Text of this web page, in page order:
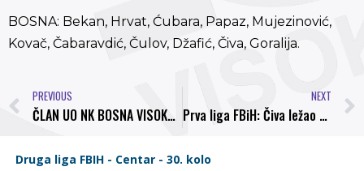
BOSNA: Bekan, Hrvat, Ćubara, Papaz, Mujezinović,
Kovač, Čabaravdić, Čulov, Džafić, Čiva, Goralija.
PREVIOUS
ČLAN UO NK BOSNA VISOKO ANES PAJEVIĆ: CILJ NAM JE OSTATI NEPORAŽENA EKIPA U BANOVIĆIMA
NEXT
Prva liga FBiH: Čiva ležao na terenu, sudija nije prekidao igru, pa Bosna primila gol